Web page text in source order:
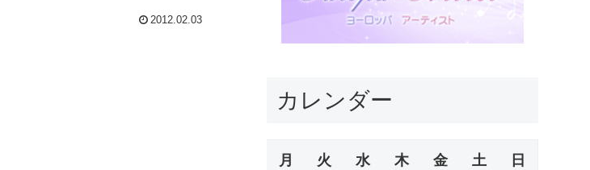
2012.02.03
カレンダー
月 火 水 木 金 土 日